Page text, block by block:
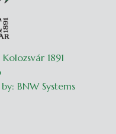
1891
BNW Systems